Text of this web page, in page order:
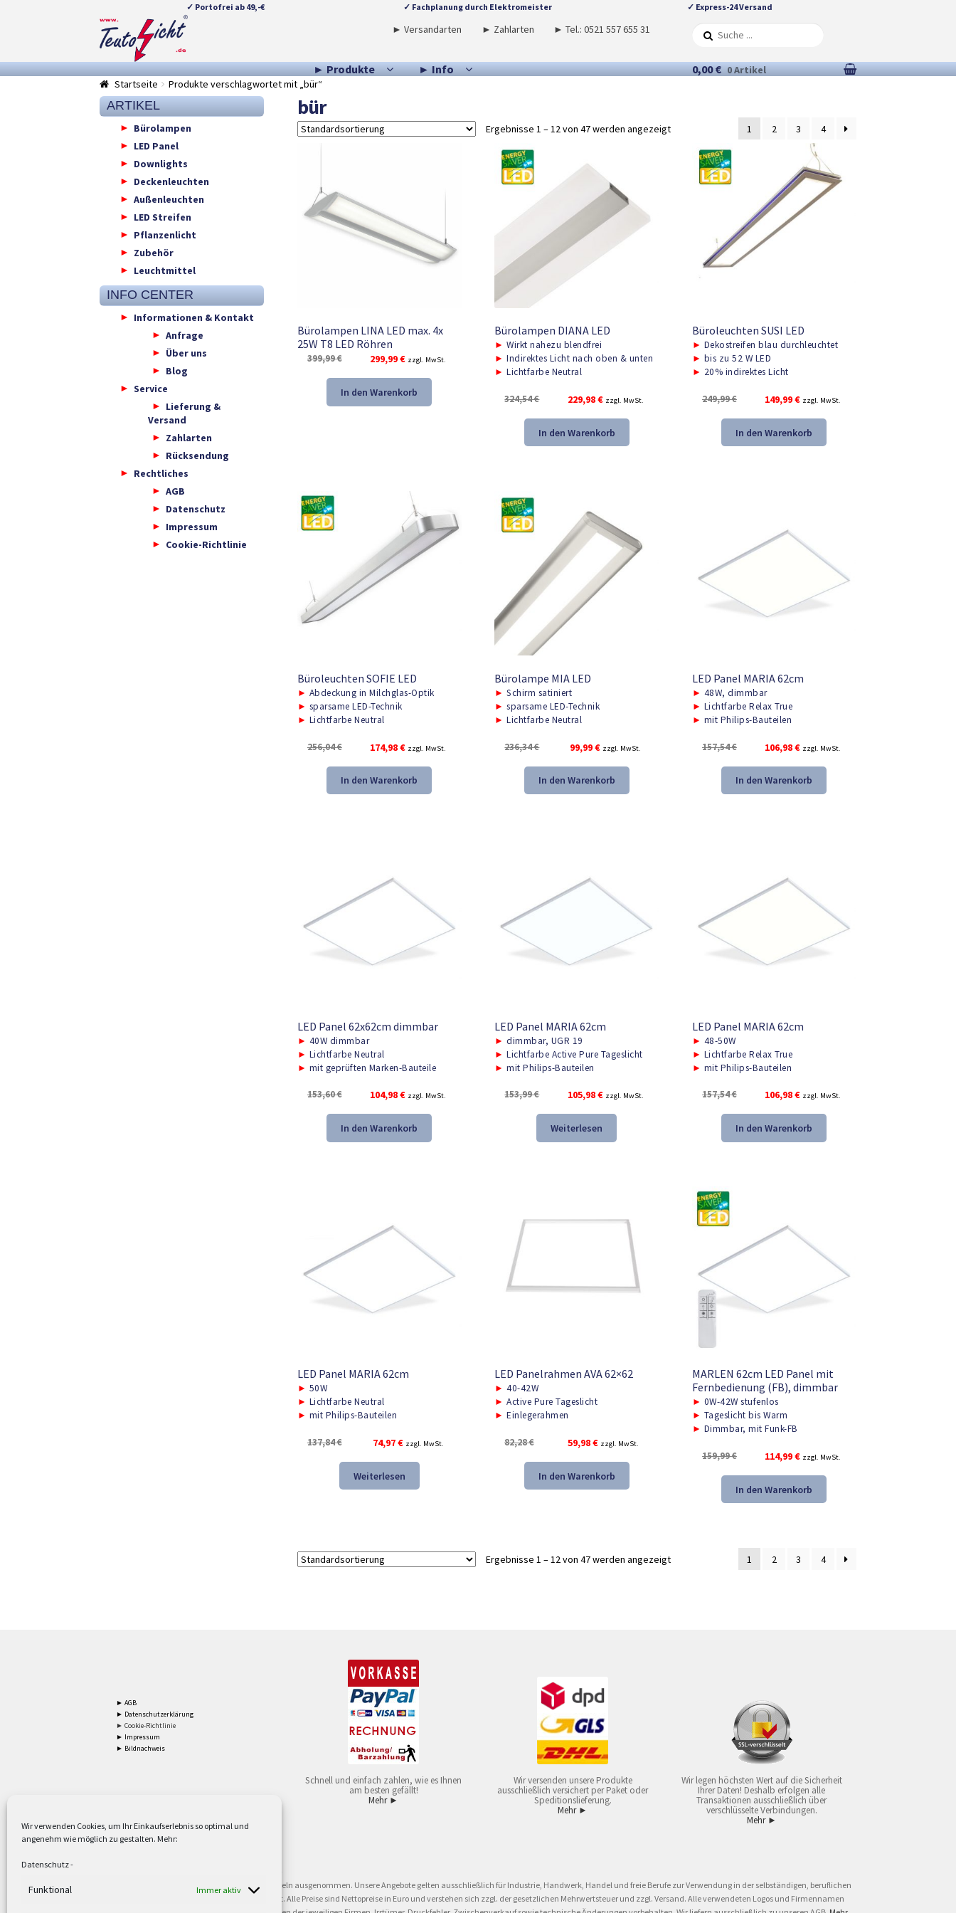
Wir verwenden Cookies, um Ihr Einkaufserlebnis so optimal und
angenehm wie möglich zu gestalten. Mehr:
Datenschutz-
Funktional Immer aktiv
✓ Portofrei ab 49,-€ ✓ Fachplanung durch Elektromeister ✓ Express-24 Versand
Zur
Navigation
springen
Springe
zum
► Versandarten ► Zahlarten ► Tel.: 0521 557 655 31
► Produkte ► Info 0,00 € 0 Artikel
Startseite
Produkte verschlagwortet mit „bür“
bür
Ergebnisse 1 – 12 von 47 werden angezeigt 1 2 3 4
Bürolampen LINA LED max. 4x
25W T8 LED Röhren
399,99€
Ursprünglicher
war:
399,99 €
299,99€Aktueller
ist:
299,99 €.
zzgl. MwSt.
In den Warenkorb
Bürolampen DIANA LED
► Wirkt nahezu blendfrei
► Indirektes Licht nach oben & unten
► Lichtfarbe Neutral
324,54€
Ursprünglicher
war:
324,54 €
229,98€Aktueller
ist:
229,98 €.
zzgl. MwSt.
In den Warenkorb
Büroleuchten SUSI LED
► Dekostreifen blau durchleuchtet
► bis zu 52 W LED
► 20% indirektes Licht
249,99€
Ursprünglicher
war:
249,99 €
149,99€Aktueller
ist:
149,99 €.
zzgl. MwSt.
In den Warenkorb
Büroleuchten SOFIE LED
► Abdeckung in Milchglas-Optik
► sparsame LED-Technik
► Lichtfarbe Neutral
256,04€
Ursprünglicher
war:
256,04 €
174,98€Aktueller
ist:
174,98 €.
zzgl. MwSt.
In den Warenkorb
Bürolampe MIA LED
► Schirm satiniert
► sparsame LED-Technik
► Lichtfarbe Neutral
236,34€
Ursprünglicher
war:
236,34 €
99,99€Aktueller
ist:
99,99 €.
zzgl. MwSt.
In den Warenkorb
LED Panel MARIA 62cm
► 48W, dimmbar
► Lichtfarbe Relax True
► mit Philips-Bauteilen
157,54€
Ursprünglicher
war:
157,54 €
106,98€Aktueller
ist:
106,98 €.
zzgl. MwSt.
In den Warenkorb
LED Panel 62x62cm dimmbar
► 40W dimmbar
► Lichtfarbe Neutral
► mit geprüften Marken-Bauteile
153,60€
Ursprünglicher
war:
153,60 €
104,98€Aktueller
ist:
104,98 €.
zzgl. MwSt.
In den Warenkorb
LED Panel MARIA 62cm
► dimmbar, UGR 19
► Lichtfarbe Active Pure Tageslicht
► mit Philips-Bauteilen
153,99€
Ursprünglicher
war:
153,99 €
105,98€Aktueller
105,98 €.
zzgl. MwSt.
Weiterlesen
LED Panel MARIA 62cm
► 48-50W
► Lichtfarbe Relax True
► mit Philips-Bauteilen
157,54€
Ursprünglicher
war:
157,54 €
106,98€Aktueller
ist:
106,98 €.
zzgl. MwSt.
In den Warenkorb
LED Panel MARIA 62cm
► 50W
► Lichtfarbe Neutral
► mit Philips-Bauteilen
137,84€
Ursprünglicher
war:
137,84 €
74,97€Aktueller
ist:
74,97 €.
zzgl. MwSt.
Weiterlesen
LED Panelrahmen AVA 62×62
► 40-42W
► Active Pure Tageslicht
► Einlegerahmen
82,28€
Ursprünglicher
war:
82,28 €
59,98€Aktueller
ist:
59,98 €.
zzgl. MwSt.
In den Warenkorb
MARLEN 62cm LED Panel mit
Fernbedienung (FB), dimmbar
► 0W-42W stufenlos
► Tageslicht bis Warm
► Dimmbar, mit Funk-FB
159,99€
Ursprünglicher
war:
159,99 €
114,99€Aktueller
ist:
114,99 €.
zzgl. MwSt.
In den Warenkorb
Ergebnisse 1 – 12 von 47 werden angezeigt 1 2 3 4
ARTIKEL
Bürolampen
LED Panel
Downlights
Deckenleuchten
Außenleuchten
LED Streifen
Pflanzenlicht
Zubehör
Leuchtmittel
INFO CENTER
Informationen & Kontakt
Anfrage
Über uns
Blog
Service
Lieferung &
Versand
Zahlarten
Rücksendung
Rechtliches
AGB
Datenschutz
Impressum
Cookie-Richtlinie
► AGB
► Datenschutzerklärung
► Cookie-Richtlinie
► Impressum
► Bildnachweis
Schnell und einfach zahlen, wie es Ihnen
am besten gefällt!
Mehr ►
Wir versenden unsere Produkte
ausschließlich versichert per Paket oder
Speditionslieferung.
Mehr ►
Wir legen höchsten Wert auf die Sicherheit
Ihrer Daten! Deshalb erfolgen alle
Transaktionen ausschließlich über
verschlüsselte Verbindungen.
Mehr ►
Versandkostenfrei ab 59,90 € Nettowarenwert. Inseln ausgenommen. Unsere Angebote gelten ausschließlich für Industrie, Handwerk, Handel und freie Berufe zur Verwendung in der selbständigen, beruflichen
oder gewerblichen Tätigkeit. Kein Verkauf an privat. Alle Preise sind Nettopreise in Euro und verstehen sich zzgl. der gesetzlichen Mehrwertsteuer und zzgl. Versand. Alle verwendeten Logos und Firmennamen